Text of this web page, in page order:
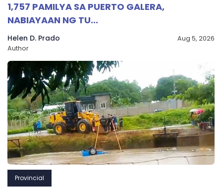
1,757 PAMILYA SA PUERTO GALERA,
NABIAYAAN NG TU...
Helen D. Prado
Author
Aug 5, 2026
Provincial